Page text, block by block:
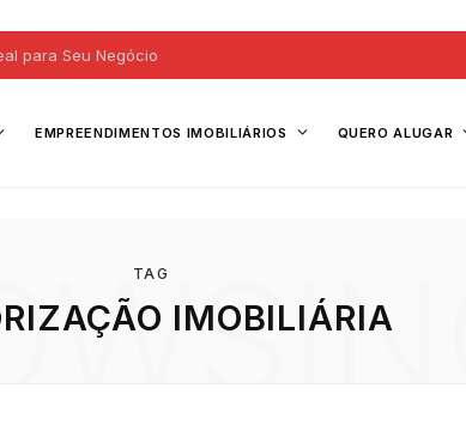
para Seu Negócio
EMPREENDIMENTOS IMOBILIÁRIOS QUERO ALUGAR
TAG
IMOBILIÁRIA